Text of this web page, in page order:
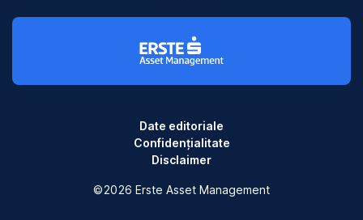
Date editoriale
Confidențialitate
Disclaimer
©2026 Erste Asset Management